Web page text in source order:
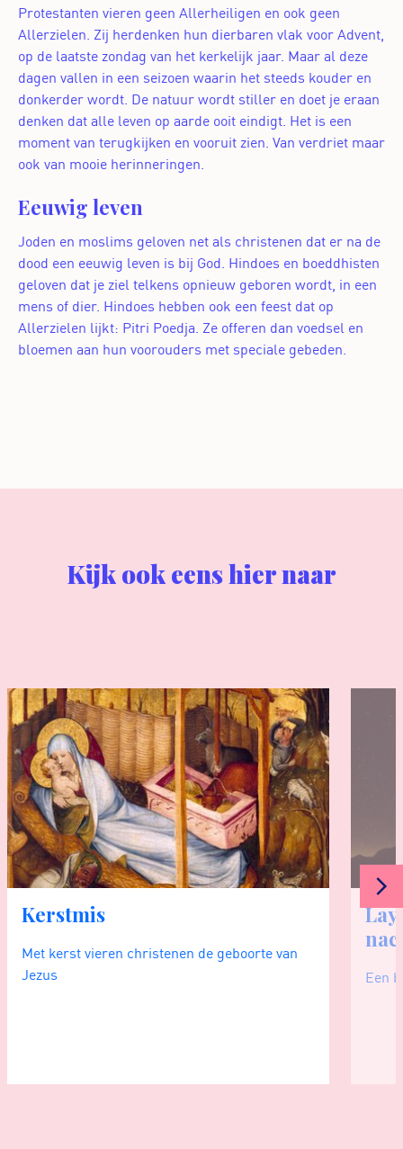
Protestanten vieren geen Allerheiligen en ook geen
Allerzielen. Zij herdenken hun dierbaren vlak voor Advent,
op de laatste zondag van het kerkelijk jaar. Maar al deze
dagen vallen in een seizoen waarin het steeds kouder en
donkerder wordt. De natuur wordt stiller en doet je eraan
denken dat alle leven op aarde ooit eindigt. Het is een
moment van terugkijken en vooruit zien. Van verdriet maar
ook van mooie herinneringen.
Eeuwig leven
Joden en moslims geloven net als christenen dat er na de
dood een eeuwig leven is bij God. Hindoes en boeddhisten
geloven dat je ziel telkens opnieuw geboren wordt, in een
mens of dier. Hindoes hebben ook een feest dat op
Allerzielen lijkt: Pitri Poedja. Ze offeren dan voedsel en
bloemen aan hun voorouders met speciale gebeden.
Kijk ook eens hier naar
Kerstmis
Met kerst vieren christenen de geboorte van
Jezus
Een